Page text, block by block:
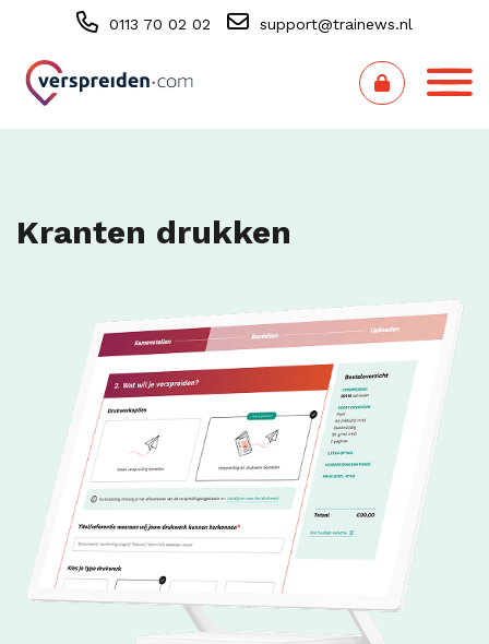
0113 70 02 02 support@trainews.nl
Kranten drukken